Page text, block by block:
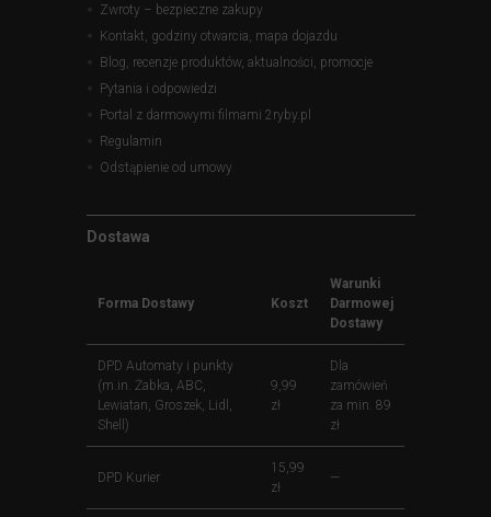
Zwroty – bezpieczne zakupy
Kontakt, godziny otwarcia, mapa dojazdu
Blog, recenzje produktów, aktualności, promocje
Pytania i odpowiedzi
Portal z darmowymi filmami 2ryby.pl
Regulamin
Odstąpienie od umowy
Dostawa
Forma Dostawy Koszt
Warunki
Darmowej
Dostawy
DPD Automaty i punkty
(m.in. Żabka, ABC,
Lewiatan, Groszek, Lidl,
Shell)
9,99
zł
Dla
zamówień
za min. 89
zł
DPD Kurier
15,99
zł
—